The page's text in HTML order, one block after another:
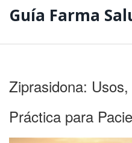
Guía Farma
Ziprasidona:
Práctica para